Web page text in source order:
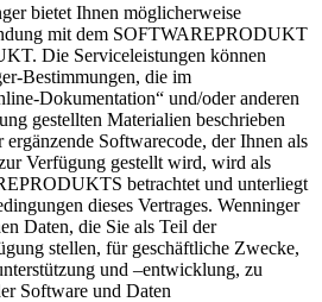
bietet Ihnen möglicherweise
mit dem SOFTWAREPRODUKT
Die Serviceleistungen können
Bestimmungen, die im
Dokumentation“ und/oder anderen
gestellten Materialien beschrieben
ergänzende Softwarecode, der Ihnen als
Verfügung gestellt wird, wird als
betrachtet und unterliegt
dieses Vertrages. Wenninger
Daten, die Sie als Teil der
stellen, für geschäftliche Zwecke,
und –entwicklung, zu
Software und Daten